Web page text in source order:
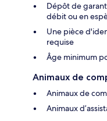
Dépôt de
débit ou en
Une pièce
requise
Âge minimum
Animaux de
Animaux de
Animaux